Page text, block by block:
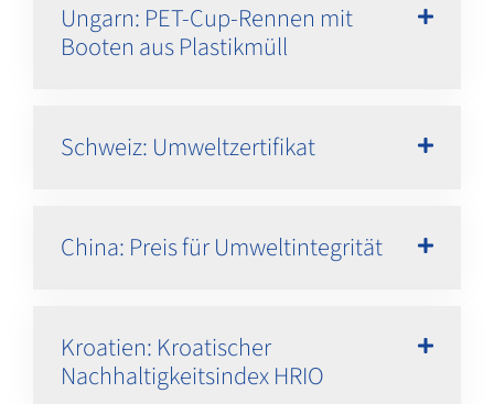
Ungarn: PET-Cup-Rennen mit
Booten aus Plastikmüll
Schweiz: Umweltzertifikat
China: Preis für Umweltintegrität
Kroatien: Kroatischer
Nachhaltigkeitsindex HRIO